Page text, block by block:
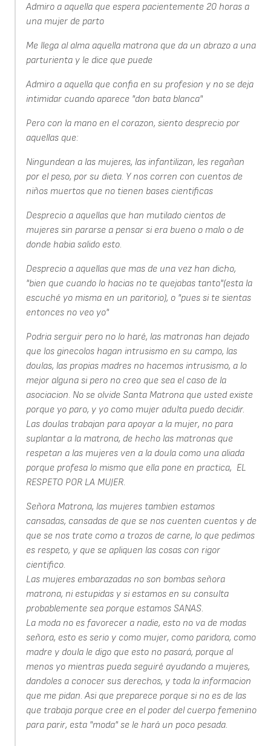
Admiro a aquella que espera pacientemente 20 horas a
una mujer de parto
Me llega al alma aquella matrona que da un abrazo a una
parturienta y le dice que puede
Admiro a aquella que confia en su profesion y no se deja
intimidar cuando aparece "don bata blanca"
Pero con la mano en el corazon, siento desprecio por
aquellas que:
Ningundean a las mujeres, las infantilizan, les regañan
por el peso, por su dieta. Y nos corren con cuentos de
niños muertos que no tienen bases cientificas
Desprecio a aquellas que han mutilado cientos de
mujeres sin pararse a pensar si era bueno o malo o de
donde habia salido esto.
Desprecio a aquellas que mas de una vez han dicho,
"bien que cuando lo hacias no te quejabas tanto"(esta la
escuché yo misma en un paritorio), o "pues si te sientas
entonces no veo yo"
Podria serguir pero no lo haré, las matronas han dejado
que los ginecolos hagan intrusismo en su campo, las
doulas, las propias madres no hacemos intrusismo, a lo
mejor alguna si pero no creo que sea el caso de la
asociacion. No se olvide Santa Matrona que usted existe
porque yo paro, y yo como mujer adulta puedo decidir.
Las doulas trabajan para apoyar a la mujer, no para
suplantar a la matrona, de hecho las matronas que
respetan a las mujeres ven a la doula como una aliada
porque profesa lo mismo que ella pone en practica, EL
RESPETO POR LA MUJER.
Señora Matrona, las mujeres tambien estamos
cansadas, cansadas de que se nos cuenten cuentos y de
que se nos trate como a trozos de carne, lo que pedimos
es respeto, y que se apliquen las cosas con rigor
cientifico.
Las mujeres embarazadas no son bombas señora
matrona, ni estupidas y si estamos en su consulta
probablemente sea porque estamos SANAS.
La moda no es favorecer a nadie, esto no va de modas
señora, esto es serio y como mujer, como paridora, como
madre y doula le digo que esto no pasará, porque al
menos yo mientras pueda seguiré ayudando a mujeres,
dandoles a conocer sus derechos, y toda la informacion
que me pidan. Asi que preparece porque si no es de las
que trabaja porque cree en el poder del cuerpo femenino
para parir, esta "moda" se le hará un poco pesada.